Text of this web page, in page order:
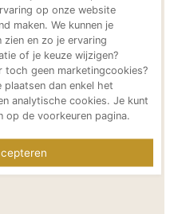
op onze website
maken. We kunnen je
en zo je ervaring
of je keuze wijzigen?
toch geen marketingcookies?
plaatsen dan enkel het
analytische cookies. Je kunt
op de voorkeuren pagina.